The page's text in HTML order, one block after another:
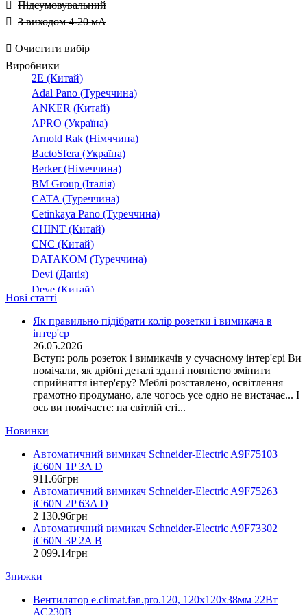
5000/1(+4)
60/1(+5)
800/1(+10)
TAC(20)
TAC110
TAC80
TAQ10(1)
TAQ20
TAQ20P
TAQ2M
TAS
TAS102
TAS102B
TAS102BP
TAS125
TAS125P
TAS127
TAS127B
TAS63P
TAS64
TAS65
TAS80
TAS80P
TAS81
TAS84
TASC
TAT(3)
TAU11
TAU12
TAU13
TAU9
TAU91P
TD Dell
TRA11(1)
TRA15
VCTA185
Підсумовувальний
З виходом 4-20 мА
Очистити вибір
Виробники
2E (Китай)
Adal Pano (Туреччина)
ANKER (Китай)
APRO (Україна)
Arnold Rak (Німччина)
BactoSfera (Україна)
Berker (Німеччина)
BM Group (Італія)
CATA (Туреччина)
Cetinkaya Pano (Туреччина)
CHINT (Китай)
CNC (Китай)
DATAKOM (Туреччина)
Devi (Данія)
Deye (Китай)
DigiTop (Україна)
DKC (Україна)
Dyness (Китай)
E.NEXT (Україна)
EAE Electric
Eastron (Китай)
Eaton (США)
ElectrO (Україна)
EON (Таїланд)
ETI (Словенія)
ETREL (Словенія)
Evrosvet (Україна)
Extherm (Німеччина)
F&F (Польща)
FRER (Італія)
FS (Україна)
Galkat (Україна)
GENERICA (Китай)
Нові статті
Як правильно підібрати колір розетки і вимикача в
інтер'єр
26.05.2026
Вступ: роль розеток і вимикачів у сучасному інтер'єрі Ви
помічали, як дрібні деталі здатні повністю змінити
сприйняття інтер'єру? Меблі розставлено, освітлення
грамотно продумано, але чогось усе одно не вистачає... І
ось ви помічаєте: на світлій сті...
Новинки
Автоматичний вимикач Schneider-Electric A9F75103
iC60N 1P 3A D
911 .66грн
Автоматичний вимикач Schneider-Electric A9F75263
iC60N 2P 63A D
2 130.96грн
Автоматичний вимикач Schneider-Electric A9F73302
iC60N 3P 2A B
2 099.14грн
Знижки
Вентилятор e.climat.fan.pro.120, 120х120х38мм 22Вт
АС230В